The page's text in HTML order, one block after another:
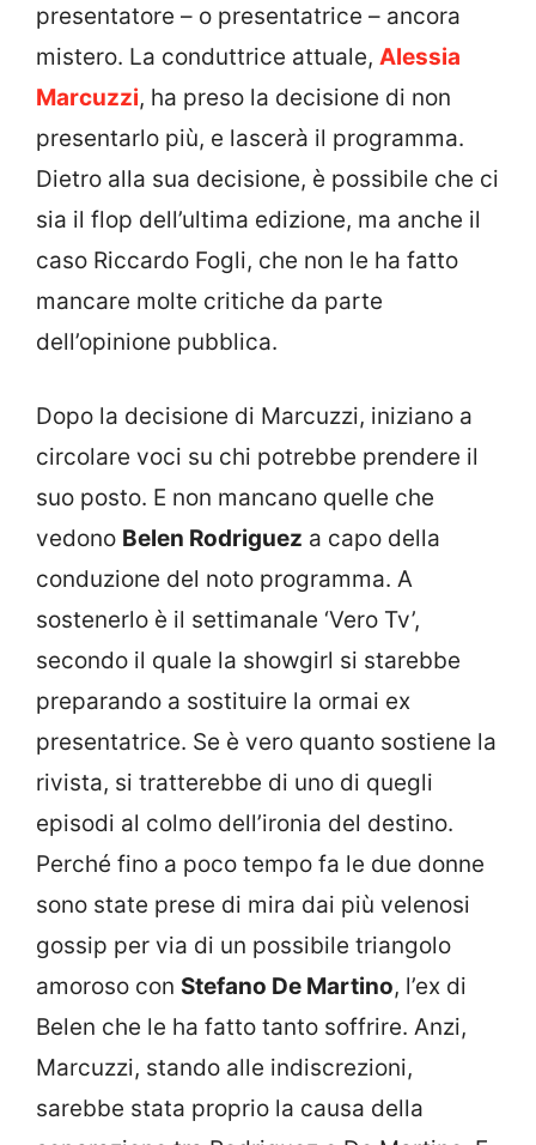
presentatore – o presentatrice – ancora
mistero. La conduttrice attuale, Alessia
Marcuzzi, ha preso la decisione di non
presentarlo più, e lascerà il programma.
Dietro alla sua decisione, è possibile che ci
sia il flop dell’ultima edizione, ma anche il
caso Riccardo Fogli, che non le ha fatto
mancare molte critiche da parte
dell’opinione pubblica.
Dopo la decisione di Marcuzzi, iniziano a
circolare voci su chi potrebbe prendere il
suo posto. E non mancano quelle che
vedono Belen Rodriguez a capo della
conduzione del noto programma. A
sostenerlo è il settimanale ‘Vero Tv’,
secondo il quale la showgirl si starebbe
preparando a sostituire la ormai ex
presentatrice. Se è vero quanto sostiene la
rivista, si tratterebbe di uno di quegli
episodi al colmo dell’ironia del destino.
Perché fino a poco tempo fa le due donne
sono state prese di mira dai più velenosi
gossip per via di un possibile triangolo
amoroso con Stefano De Martino, l’ex di
Belen che le ha fatto tanto soffrire. Anzi,
Marcuzzi, stando alle indiscrezioni,
sarebbe stata proprio la causa della